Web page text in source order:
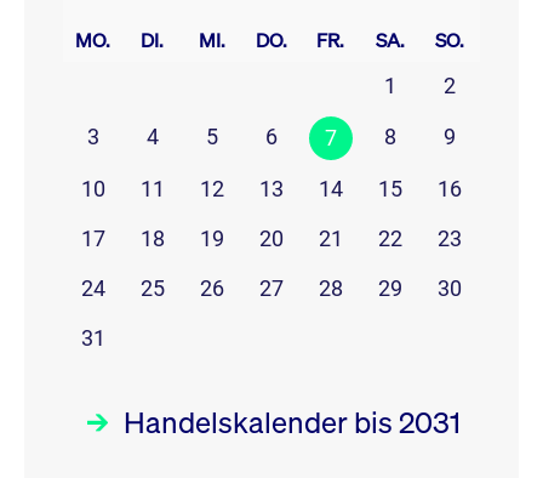
MO. DI. MI. DO. FR. SA. SO.
1
2
3
4 5 6 7 8 9
10 11 12 13 14 15
16
17
18 19 20 21 22
23
24
25 26 27 28 29
30
31
Handelskalender bis 2031